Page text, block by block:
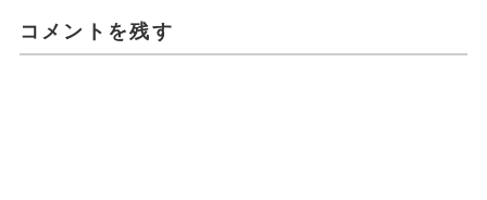
コメントを残す